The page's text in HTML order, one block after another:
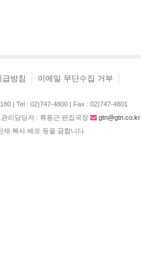
방침 이메일 무단수집 거부
| Tel : 02)747-4800 | Fax : 02)747-4801
리담당자 : 류동근 편집국장
gtn@gtn.co.kr
.복사.배포 등을 금합니다.